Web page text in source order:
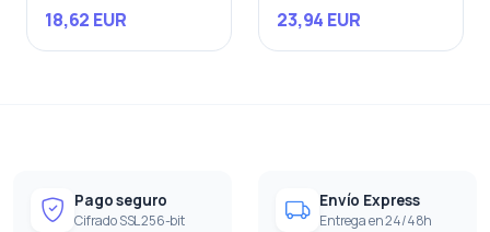
18,62 EUR 23,94 EUR
Pago seguro
Cifrado SSL 256-bit
Envío Express
Entrega en 24/48h